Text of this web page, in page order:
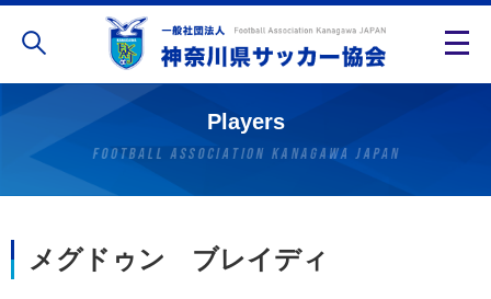
Players
メグドゥン ブレイディ